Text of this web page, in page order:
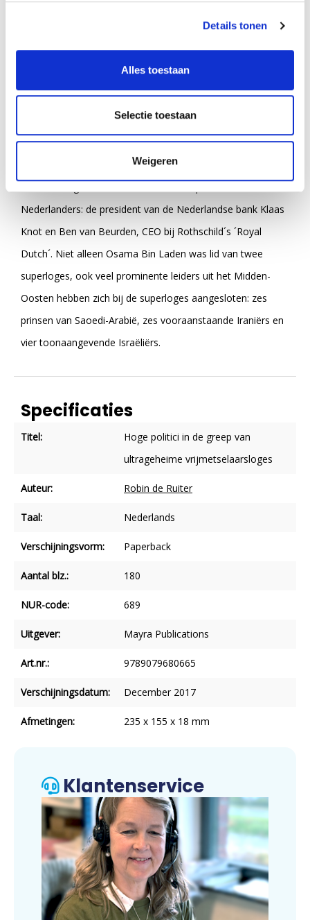
Details tonen
Alles toestaan
Selectie toestaan
Weigeren
Emmanuel Macron, Tony Blair, George W. Bush, Hillary
Clinton en Barack Obama, maar ook Jan Peter Balkenende,
Mark Rutte en Jeroen Dijsselbloem zijn lid van de
superloges. Binnen de superloges vindt men ook namen
zoals die van Mario Draghi, voorzitter van de Europese
Centrale Bank. Hij is lid van vijf verschillende superloges.
Ook directeur van het Internationaal Monetair Fonds,
Nederlanders: de president van de Nederlandse bank Klaas
Knot en Ben van Beurden, CEO bij Rothschild´s ´Royal
Dutch´. Niet alleen Osama Bin Laden was lid van twee
superloges, ook veel prominente leiders uit het Midden-
Oosten hebben zich bij de superloges aangesloten: zes
prinsen van Saoedi-Arabië, zes vooraanstaande Iraniërs en
vier toonaangevende Israëliërs.
Specificaties
Titel:
Hoge politici in de greep van
ultrageheime vrijmetselaarsloges
Auteur: Robin de Ruiter
Taal: Nederlands
Verschijningsvorm: Paperback
Aantal blz.: 180
NUR-code: 689
Uitgever: Mayra Publications
Art.nr.: 9789079680665
Verschijningsdatum: December 2017
Afmetingen: 235 x 155 x 18 mm
Klantenservice